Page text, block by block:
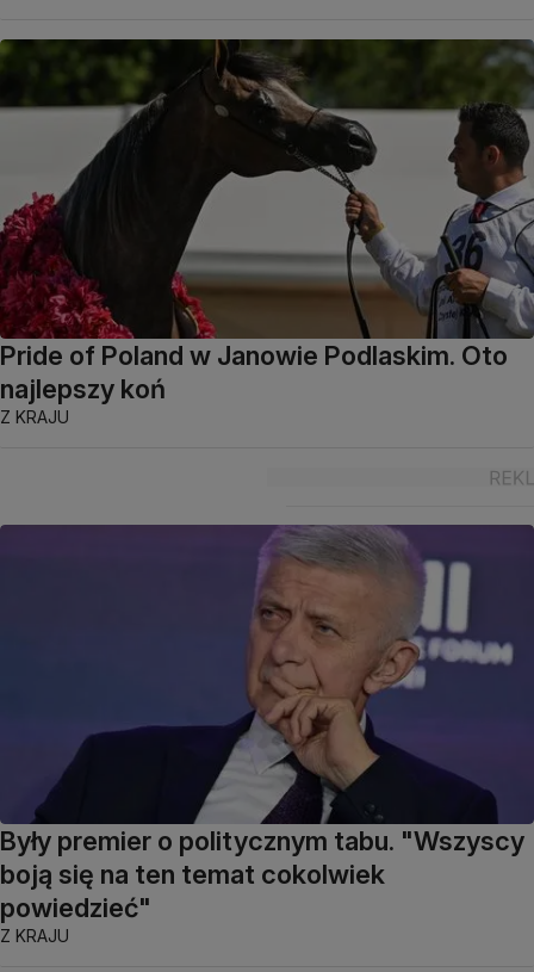
Pride of Poland w Janowie Podlaskim. Oto
najlepszy koń
Z KRAJU
Były premier o politycznym tabu. "Wszyscy
boją się na ten temat cokolwiek
powiedzieć"
Z KRAJU